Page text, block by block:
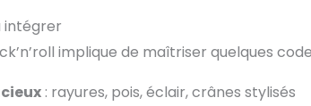
intégrer
implique de maîtriser quelques
: rayures, pois, éclair, crânes stylisés